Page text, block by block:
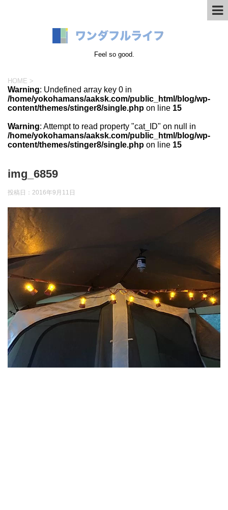
Feel so good.
HOME >
Warning: Undefined array key 0 in
/home/yokohamans/aaksk.com/public_html/blog/wp-
content/themes/stinger8/single.php on line 15
Warning: Attempt to read property "cat_ID" on null in
/home/yokohamans/aaksk.com/public_html/blog/wp-
content/themes/stinger8/single.php on line 15
img_6859
投稿日： 2016年9月11日